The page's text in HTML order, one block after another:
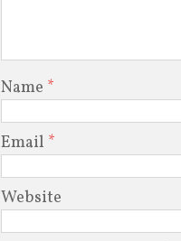
Name *
Email *
Website